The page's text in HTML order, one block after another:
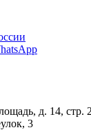
д. 14, стр.
3